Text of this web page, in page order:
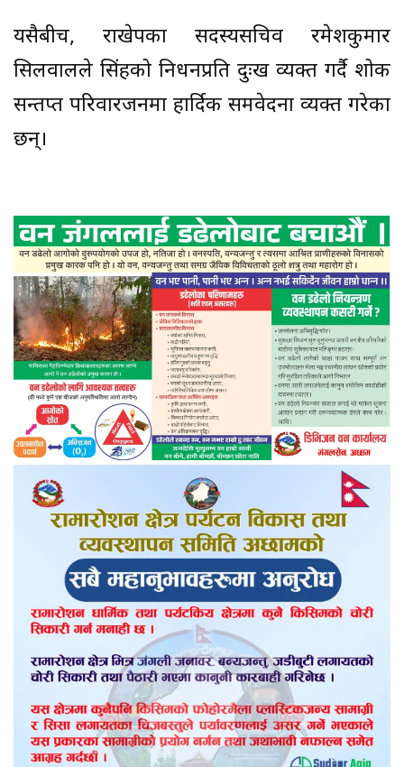
यसैबीच, राखेपका सदस्यसचिव रमेशकुमार
सिलवालले सिंहको निधनप्रति दुःख व्यक्त गर्दै शोक
सन्तप्त परिवारजनमा हार्दिक समवेदना व्यक्त गरेका
छन्।